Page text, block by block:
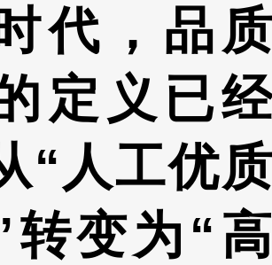
代，品质
定义已经
“人工优质
转变为“高